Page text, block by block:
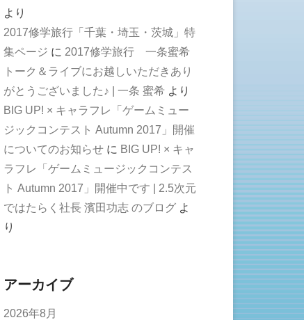
より
2017修学旅行「千葉・埼玉・茨城」特
集ページ に 2017修学旅行 一条蜜希
トーク＆ライブにお越しいただきあり
がとうございました♪ | 一条 蜜希 より
BIG UP! × キャラフレ「ゲームミュー
ジックコンテスト Autumn 2017」開催
についてのお知らせ に BIG UP! × キャ
ラフレ「ゲームミュージックコンテス
ト Autumn 2017」開催中です | 2.5次元
ではたらく社長 濱田功志 のブログ よ
り
アーカイブ
2026年8月